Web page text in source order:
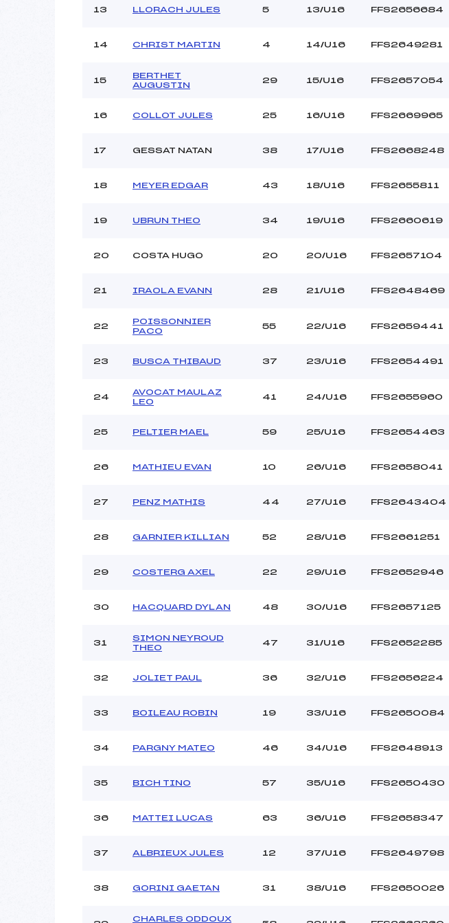
13 LLORACH JULES 5 13/U16 FFS2656684
14 CHRIST MARTIN 4 14/U16 FFS2649281
15
BERTHET
AUGUSTIN
29 15/U16 FFS2657054
16 COLLOT JULES 25 16/U16 FFS2669965
17 GESSAT NATAN 38 17/U16 FFS2668248
18 MEYER EDGAR 43 18/U16 FFS2655811
19 UBRUN THEO 34 19/U16 FFS2660619
20 COSTA HUGO 20 20/U16 FFS2657104
21 IRAOLA EVANN 28 21/U16 FFS2648469
22
POISSONNIER
PACO
55 22/U16 FFS2659441
23 BUSCA THIBAUD 37 23/U16 FFS2654491
24
AVOCAT MAULAZ
LEO
41 24/U16 FFS2655960
25 PELTIER MAEL 59 25/U16 FFS2654463
26 MATHIEU EVAN 10 26/U16 FFS2658041
27 PENZ MATHIS 44 27/U16 FFS2643404
28 GARNIER KILLIAN 52 28/U16 FFS2661251
29 COSTERG AXEL 22 29/U16 FFS2652946
30 HACQUARD DYLAN 48 30/U16 FFS2657125
31
SIMON NEYROUD
THEO
47 31/U16 FFS2652285
32 JOLIET PAUL 36 32/U16 FFS2656224
33 BOILEAU ROBIN 19 33/U16 FFS2650084
34 PARGNY MATEO 46 34/U16 FFS2648913
35 BICH TINO 57 35/U16 FFS2650430
36 MATTEI LUCAS 63 36/U16 FFS2658347
37 ALBRIEUX JULES 12 37/U16 FFS2649798
38 GORINI GAETAN 31 38/U16 FFS2650026
CHARLES ODDOUX